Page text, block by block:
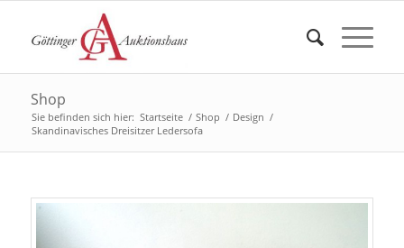
Shop
Sie befinden sich hier: Startseite / Shop / Design /
Skandinavisches Dreisitzer Ledersofa